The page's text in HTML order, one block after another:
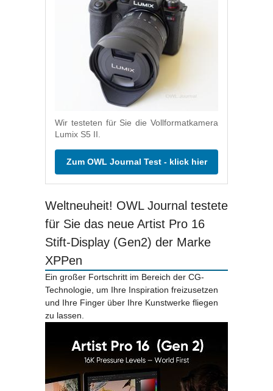
Wir testeten für Sie die Vollformatkamera
Lumix S5 II.
Zum OWL Journal Test - klick hier
Weltneuheit! OWL Journal testete
für Sie das neue Artist Pro 16
Stift-Display (Gen2) der Marke
XPPen
Ein großer Fortschritt im Bereich der CG-
Technologie, um Ihre Inspiration freizusetzen
und Ihre Finger über Ihre Kunstwerke fliegen
zu lassen.